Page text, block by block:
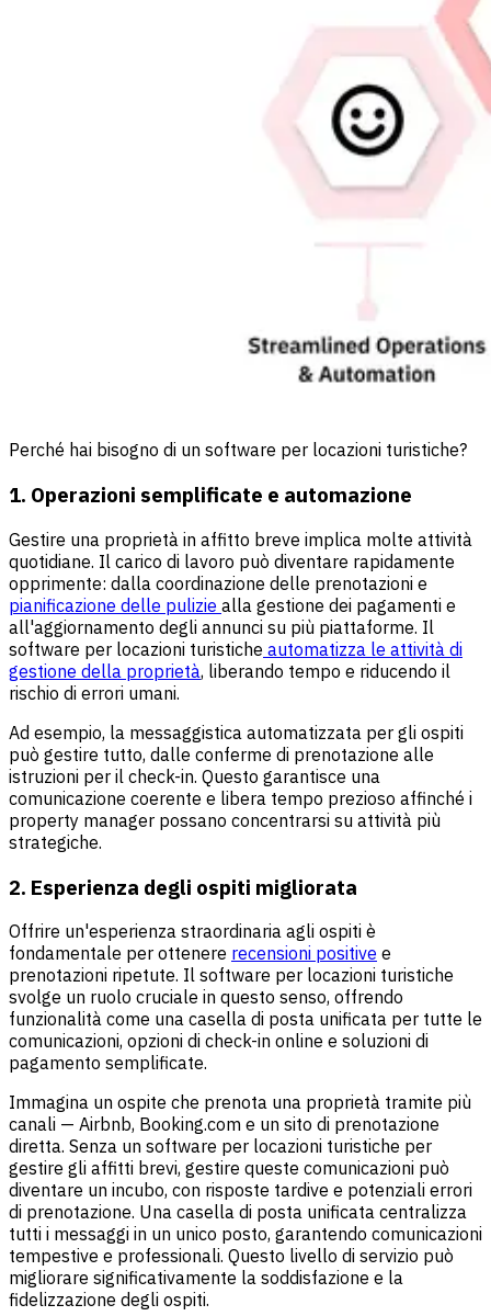
Perché hai bisogno di un software per locazioni turistiche?
1. Operazioni semplificate e automazione
Gestire una proprietà in affitto breve implica molte attività
quotidiane. Il carico di lavoro può diventare rapidamente
opprimente: dalla coordinazione delle prenotazioni e
pianificazione delle pulizie alla gestione dei pagamenti e
all'aggiornamento degli annunci su più piattaforme. Il
software per locazioni turistiche automatizza le attività di
gestione della proprietà, liberando tempo e riducendo il
rischio di errori umani.
Ad esempio, la messaggistica automatizzata per gli ospiti
può gestire tutto, dalle conferme di prenotazione alle
istruzioni per il check-in. Questo garantisce una
comunicazione coerente e libera tempo prezioso affinché i
property manager possano concentrarsi su attività più
strategiche.
2. Esperienza degli ospiti migliorata
Offrire un'esperienza straordinaria agli ospiti è
fondamentale per ottenere recensioni positive e
prenotazioni ripetute. Il software per locazioni turistiche
svolge un ruolo cruciale in questo senso, offrendo
funzionalità come una casella di posta unificata per tutte le
comunicazioni, opzioni di check-in online e soluzioni di
pagamento semplificate.
Immagina un ospite che prenota una proprietà tramite più
canali — Airbnb, Booking.com e un sito di prenotazione
diretta. Senza un software per locazioni turistiche per
gestire gli affitti brevi, gestire queste comunicazioni può
diventare un incubo, con risposte tardive e potenziali errori
di prenotazione. Una casella di posta unificata centralizza
tutti i messaggi in un unico posto, garantendo comunicazioni
tempestive e professionali. Questo livello di servizio può
migliorare significativamente la soddisfazione e la
fidelizzazione degli ospiti.